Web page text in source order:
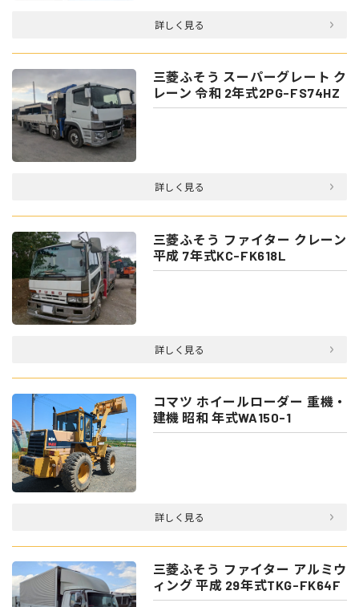
詳しく見る
三菱ふそう スーパーグレート ク
レーン 令和 2年式2PG-FS74HZ
詳しく見る
三菱ふそう ファイター クレーン
平成 7年式KC-FK618L
詳しく見る
コマツ ホイールローダー 重機・
建機 昭和 年式WA150-1
詳しく見る
三菱ふそう ファイター アルミウ
ィング 平成 29年式TKG-FK64F